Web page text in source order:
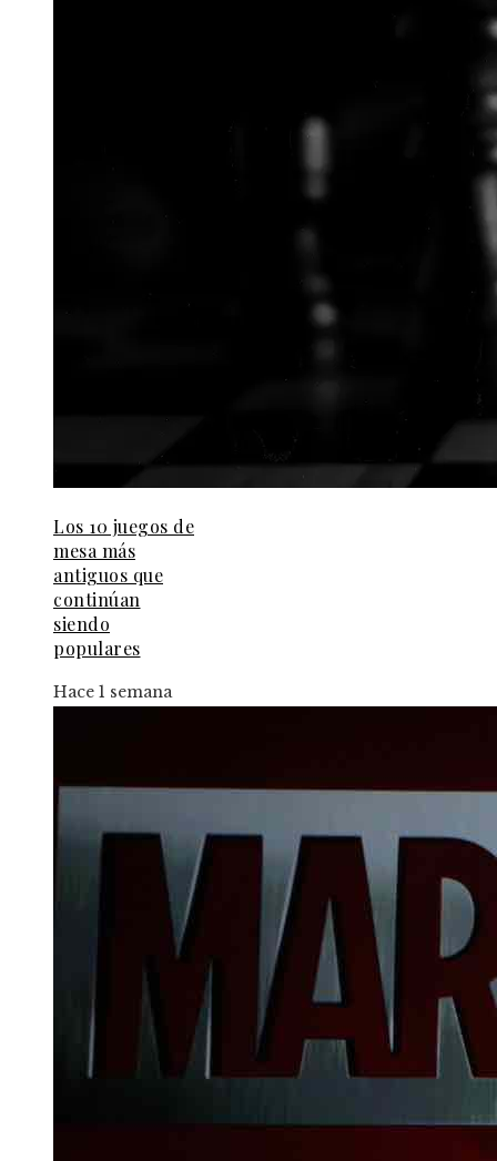
Los 10 juegos de
mesa más
antiguos que
continúan
siendo
populares
Hace 1 semana